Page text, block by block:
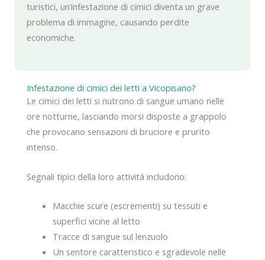
Infestazione di cimici dei letti a Vicopisano?
Le cimici dei letti si nutrono di sangue umano nelle
ore notturne, lasciando morsi disposte a grappolo
che provocano sensazioni di bruciore e prurito
intenso.
Segnali tipici della loro attività includono:
Macchie scure (escrementi) su tessuti e
superfici vicine al letto
Tracce di sangue sul lenzuolo
Un sentore caratteristico e sgradevole nelle
turistici, un’infestazione di cimici diventa un grave
problema di immagine, causando perdite
economiche.